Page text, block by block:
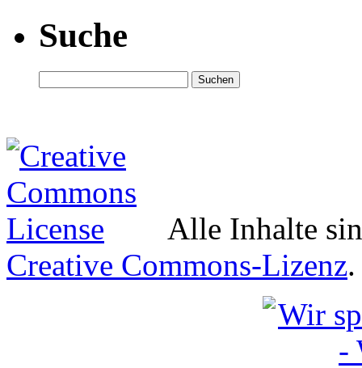
Suche
Alle Inhalte
Creative Commons-Lizenz.